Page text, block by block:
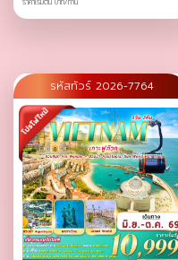
รหัสทัวร์ 2026-7764